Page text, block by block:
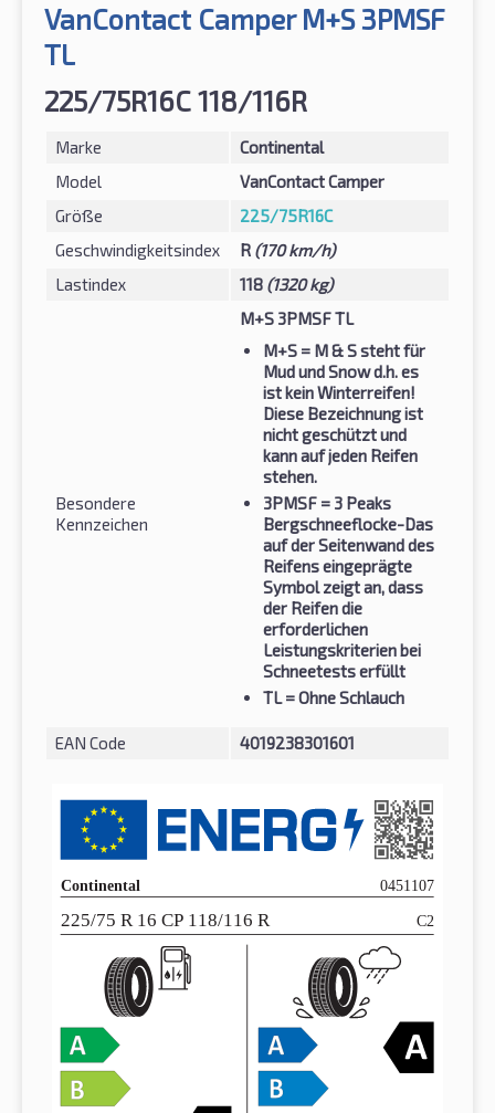
VanContact Camper M+S 3PMSF
TL
225/75R16C 118/116R
Marke
Continental
Model
VanContact Camper
Größe
225/75R16C
Geschwindigkeitsindex
R (170 km/h)
Lastindex
118 (1320 kg)
Besondere
Kennzeichen
M+S 3PMSF TL
M+S = M & S steht für
Mud und Snow d.h. es
ist kein Winterreifen!
Diese Bezeichnung ist
nicht geschützt und
kann auf jeden Reifen
stehen.
3PMSF = 3 Peaks
Bergschneeflocke-Das
auf der Seitenwand des
Reifens eingeprägte
Symbol zeigt an, dass
der Reifen die
erforderlichen
Leistungskriterien bei
Schneetests erfüllt
TL= Ohne Schlauch
EAN Code 4019238301601